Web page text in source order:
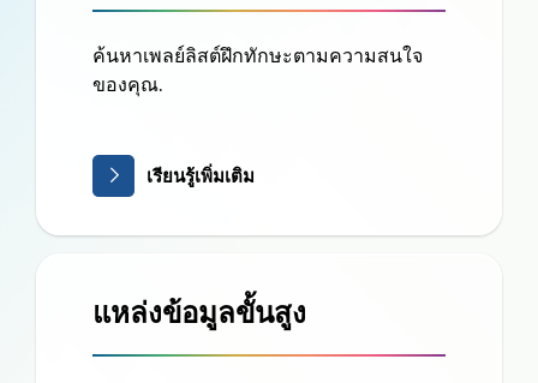
ค้นหาเพลย์ลิสต์ฝึกทักษะตามความสนใจ
ของคุณ.
เรียนรู้เพิ่มเติม
แหล่งข้อมูลขั้นสูง